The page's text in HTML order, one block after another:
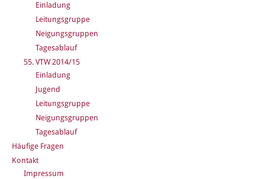
Einladung
Leitungsgruppe
Neigungsgruppen
Tagesablauf
55. VTW 2014/15
Einladung
Jugend
Leitungsgruppe
Neigungsgruppen
Tagesablauf
Häufige Fragen
Kontakt
Impressum